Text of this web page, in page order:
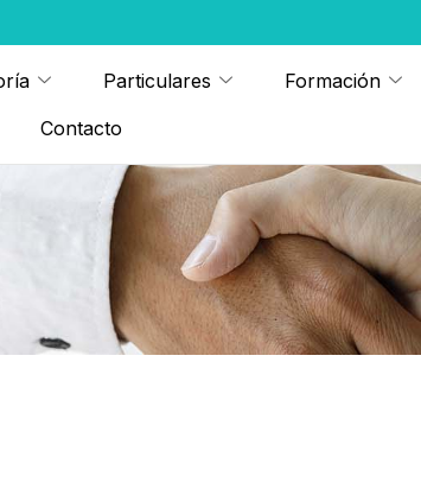
Particulares
Formación
Contacto